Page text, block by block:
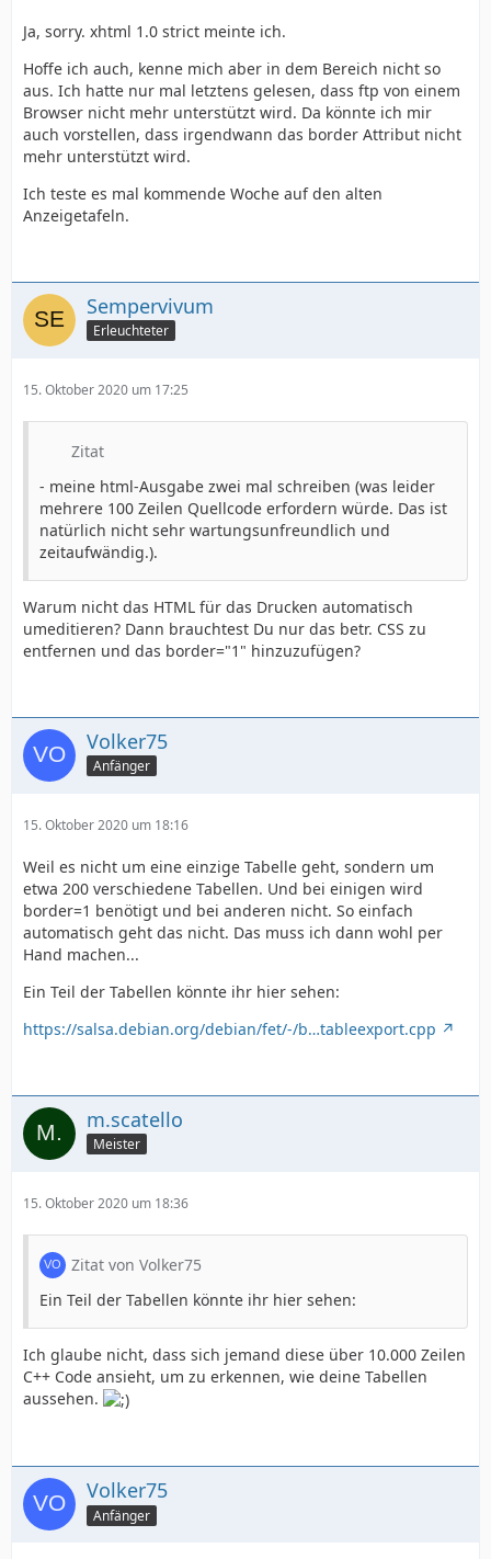
Ja, sorry. xhtml 1.0 strict meinte ich.
Hoffe ich auch, kenne mich aber in dem Bereich nicht so
aus. Ich hatte nur mal letztens gelesen, dass ftp von einem
Browser nicht mehr unterstützt wird. Da könnte ich mir
auch vorstellen, dass irgendwann das border Attribut nicht
mehr unterstützt wird.
Ich teste es mal kommende Woche auf den alten
Anzeigetafeln.
Sempervivum
Erleuchteter
15. Oktober 2020 um 17:25
Zitat
- meine html-Ausgabe zwei mal schreiben (was leider
mehrere 100 Zeilen Quellcode erfordern würde. Das ist
natürlich nicht sehr wartungsunfreundlich und
zeitaufwändig.).
Warum nicht das HTML für das Drucken automatisch
umeditieren? Dann brauchtest Du nur das betr. CSS zu
entfernen und das border="1" hinzuzufügen?
Volker75
Anfänger
15. Oktober 2020 um 18:16
Weil es nicht um eine einzige Tabelle geht, sondern um
etwa 200 verschiedene Tabellen. Und bei einigen wird
border=1 benötigt und bei anderen nicht. So einfach
automatisch geht das nicht. Das muss ich dann wohl per
Hand machen...
Ein Teil der Tabellen könnte ihr hier sehen:
https://salsa.debian.org/debian/fet/-/b…tableexport.cpp
m.scatello
Meister
15. Oktober 2020 um 18:36
Zitat von Volker75
Ein Teil der Tabellen könnte ihr hier sehen:
Ich glaube nicht, dass sich jemand diese über 10.000 Zeilen
C++ Code ansieht, um zu erkennen, wie deine Tabellen
aussehen.
Volker75
Anfänger